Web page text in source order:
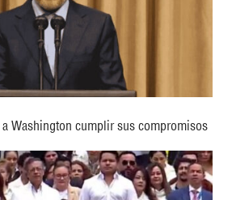
Washington cumplir sus compromisos